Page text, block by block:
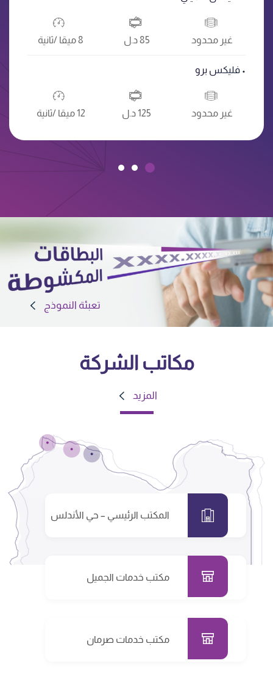
غير محدود 85 د.ل 8 ميقا /ثانية
• فليكس برو
غير محدود 125 د.ل 12 ميقا /ثانية
تعبئة النموذج
مكاتب الشركة
المزيد
المكتب الرئيسي – حي الأندلس
مكتب خدمات الجميل
مكتب خدمات صرمان